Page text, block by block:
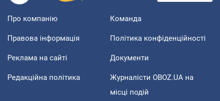
Про компанію Команда
Правова інформація Політика конфіденційності
Реклама на сайті Документи
Редакційна політика
Журналісти OBOZ.UA на
місці подій